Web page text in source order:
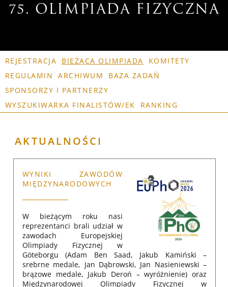
75. OLIMPIADA FIZYCZNA
REJESTRACJA BIEŻĄCA OLIMPIADA
KOMITETY
REGULAMIN
ARCHIWUM
BAZA ZADAŃ
SPONSORZY I PARTNERZY
WYSZUKIWARKA FINALISTÓW/EK
RANKING
AKTUALNOŚCI
WYNIKI ZAWODÓW
MIĘDZYNARODOWYCH
W bieżącym roku nasi
reprezentanci brali udział w
zawodach Europejskiej
Olimpiady Fizycznej w
Göteborgu (Adam Ben Saad, Jakub Kamiński –
srebrne medale, Jan Dąbrowski, Jan Nasieniewski –
brązowe medale, Jakub Deroń – wyróżnienie) oraz
Międzynarodowej Olimpiady Fizycznej w